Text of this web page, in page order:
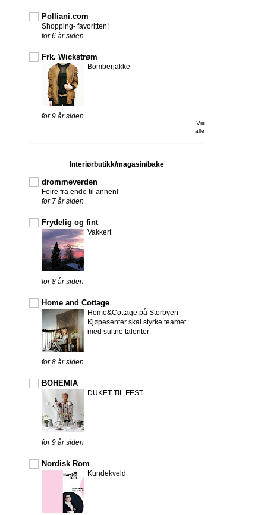
Polliani.com
Shopping- favoritten!
for 6 år siden
Frk. Wickstrøm
Bomberjakke
for 9 år siden
Vis
alle
Interiørbutikk/magasin/bake
drommeverden
Feire fra ende til annen!
for 7 år siden
Frydelig og fint
Vakkert
for 8 år siden
Home and Cottage
Home&Cottage på Storbyen
Kjøpesenter skal styrke teamet
med sultne talenter
for 8 år siden
BOHEMIA
DUKET TIL FEST
for 9 år siden
Nordisk Rom
Kundekveld